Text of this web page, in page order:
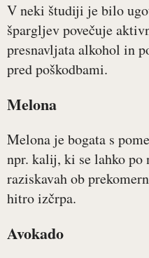
V neki študiji je bilo
špargljev povečuje
presnavljata alkohol in
pred poškodbami.
Melona
Melona je bogata s
npr. kalij, ki se lahko po
raziskavah ob
hitro izčrpa.
Avokado